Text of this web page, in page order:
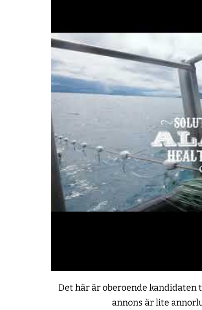
Det här är oberoende kandidaten
annons är lite